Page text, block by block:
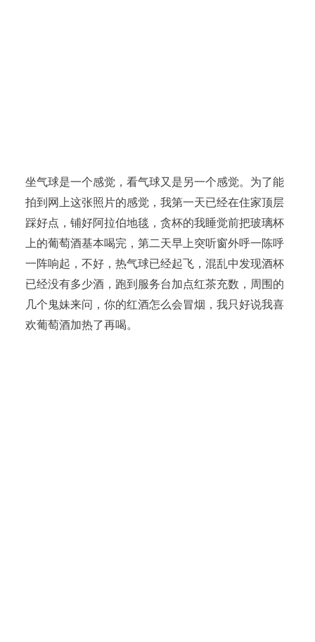
坐气球是一个感觉，看气球又是另一个感觉。为了能
拍到网上这张照片的感觉，我第一天已经在住家顶层
踩好点，铺好阿拉伯地毯，贪杯的我睡觉前把玻璃杯
上的葡萄酒基本喝完，第二天早上突听窗外呼一陈呼
一阵响起，不好，热气球已经起飞，混乱中发现酒杯
已经没有多少酒，跑到服务台加点红茶充数，周围的
几个鬼妹来问，你的红酒怎么会冒烟，我只好说我喜
欢葡萄酒加热了再喝。